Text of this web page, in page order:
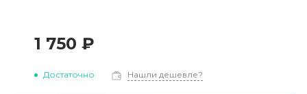
1 750 ₽
Достаточно Нашли дешевле?